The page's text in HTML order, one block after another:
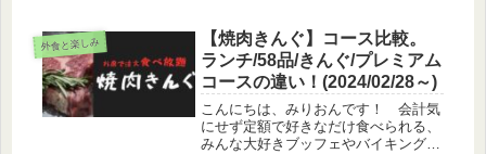
外食と楽しみ
【焼肉きんぐ】コース比較。
ランチ/58品/きんぐ/プレミアム
コースの違い！(2024/02/28～)
こんにちは、みりおんです！ 会計気
にせず定額で好きなだけ食べられる、
みんな大好きブッフェやバイキング！